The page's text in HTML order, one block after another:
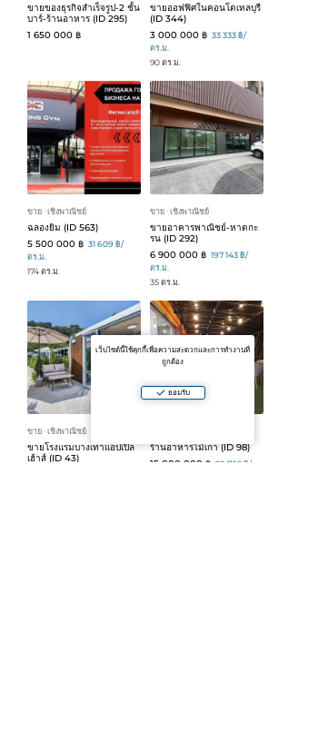
ขายของธุรกิจสำเร็จรูป-2 ชั้น
บาร์-ร้านอาหาร (ID 295)
1 650 000 ฿
ขายออฟฟิศในคอนโดเทลบุรี
(ID 344)
3 000 000 ฿ 33 333 ฿/
ตร.ม.
90 ตร.ม.
ขาย ᐧเชิงพาณิชย์
ฉลองยิม (ID 563)
5 500 000 ฿ 31 609 ฿/
ตร.ม.
174 ตร.ม.
ขาย ᐧเชิงพาณิชย์
ขายอาคารพาณิชย์-หาดกะ
รน (ID 292)
6 900 000 ฿ 197 143 ฿/
ตร.ม.
35 ตร.ม.
ขาย ᐧเชิงพาณิชย์
ขายโรงแรมบางเทาแอปเปิ้ล
เฮ้าส์ (ID 43)
ร้านอาหารไม้เกา (ID 98)
15 000 000 ฿ 29 762 ฿/
เว็บไซต์นี้ใช้คุกกี้เพื่อความสะดวกและการทำงานที่
ถูกต้อง
ยอมรับ